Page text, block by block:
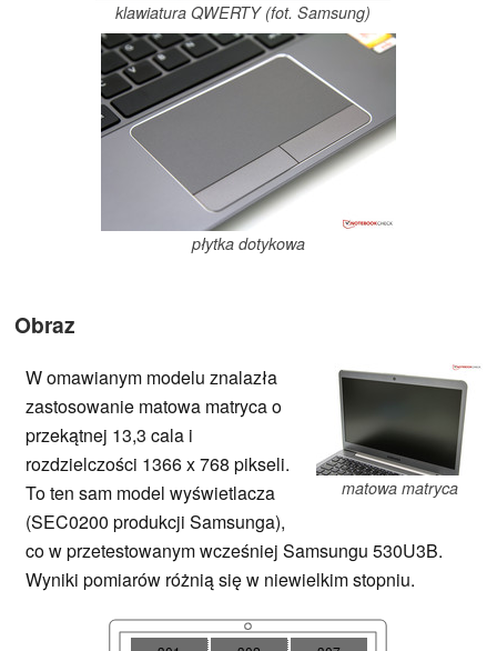
klawiatura QWERTY (fot. Samsung)
płytka dotykowa
Obraz
matowa matryca
W omawianym modelu znalazła
zastosowanie matowa matryca o
przekątnej 13,3 cala i
rozdzielczości 1366 x 768 pikseli.
To ten sam model wyświetlacza
(SEC0200 produkcji Samsunga),
co w przetestowanym wcześniej Samsungu 530U3B.
Wyniki pomiarów różnią się w niewielkim stopniu.